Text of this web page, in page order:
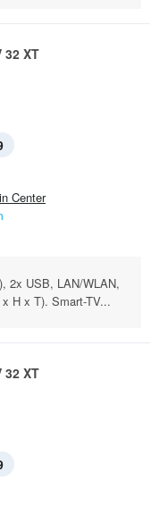
32 XT
Center
2x USB, LAN/WLAN,
H x T). Smart-TV...
32 XT